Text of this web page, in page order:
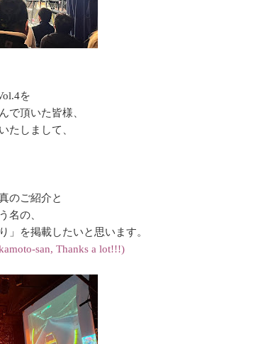
を
で頂いた皆様、
たしまして、
のご紹介と
名の、
」を掲載したいと思います。
san, Thanks a lot!!!)